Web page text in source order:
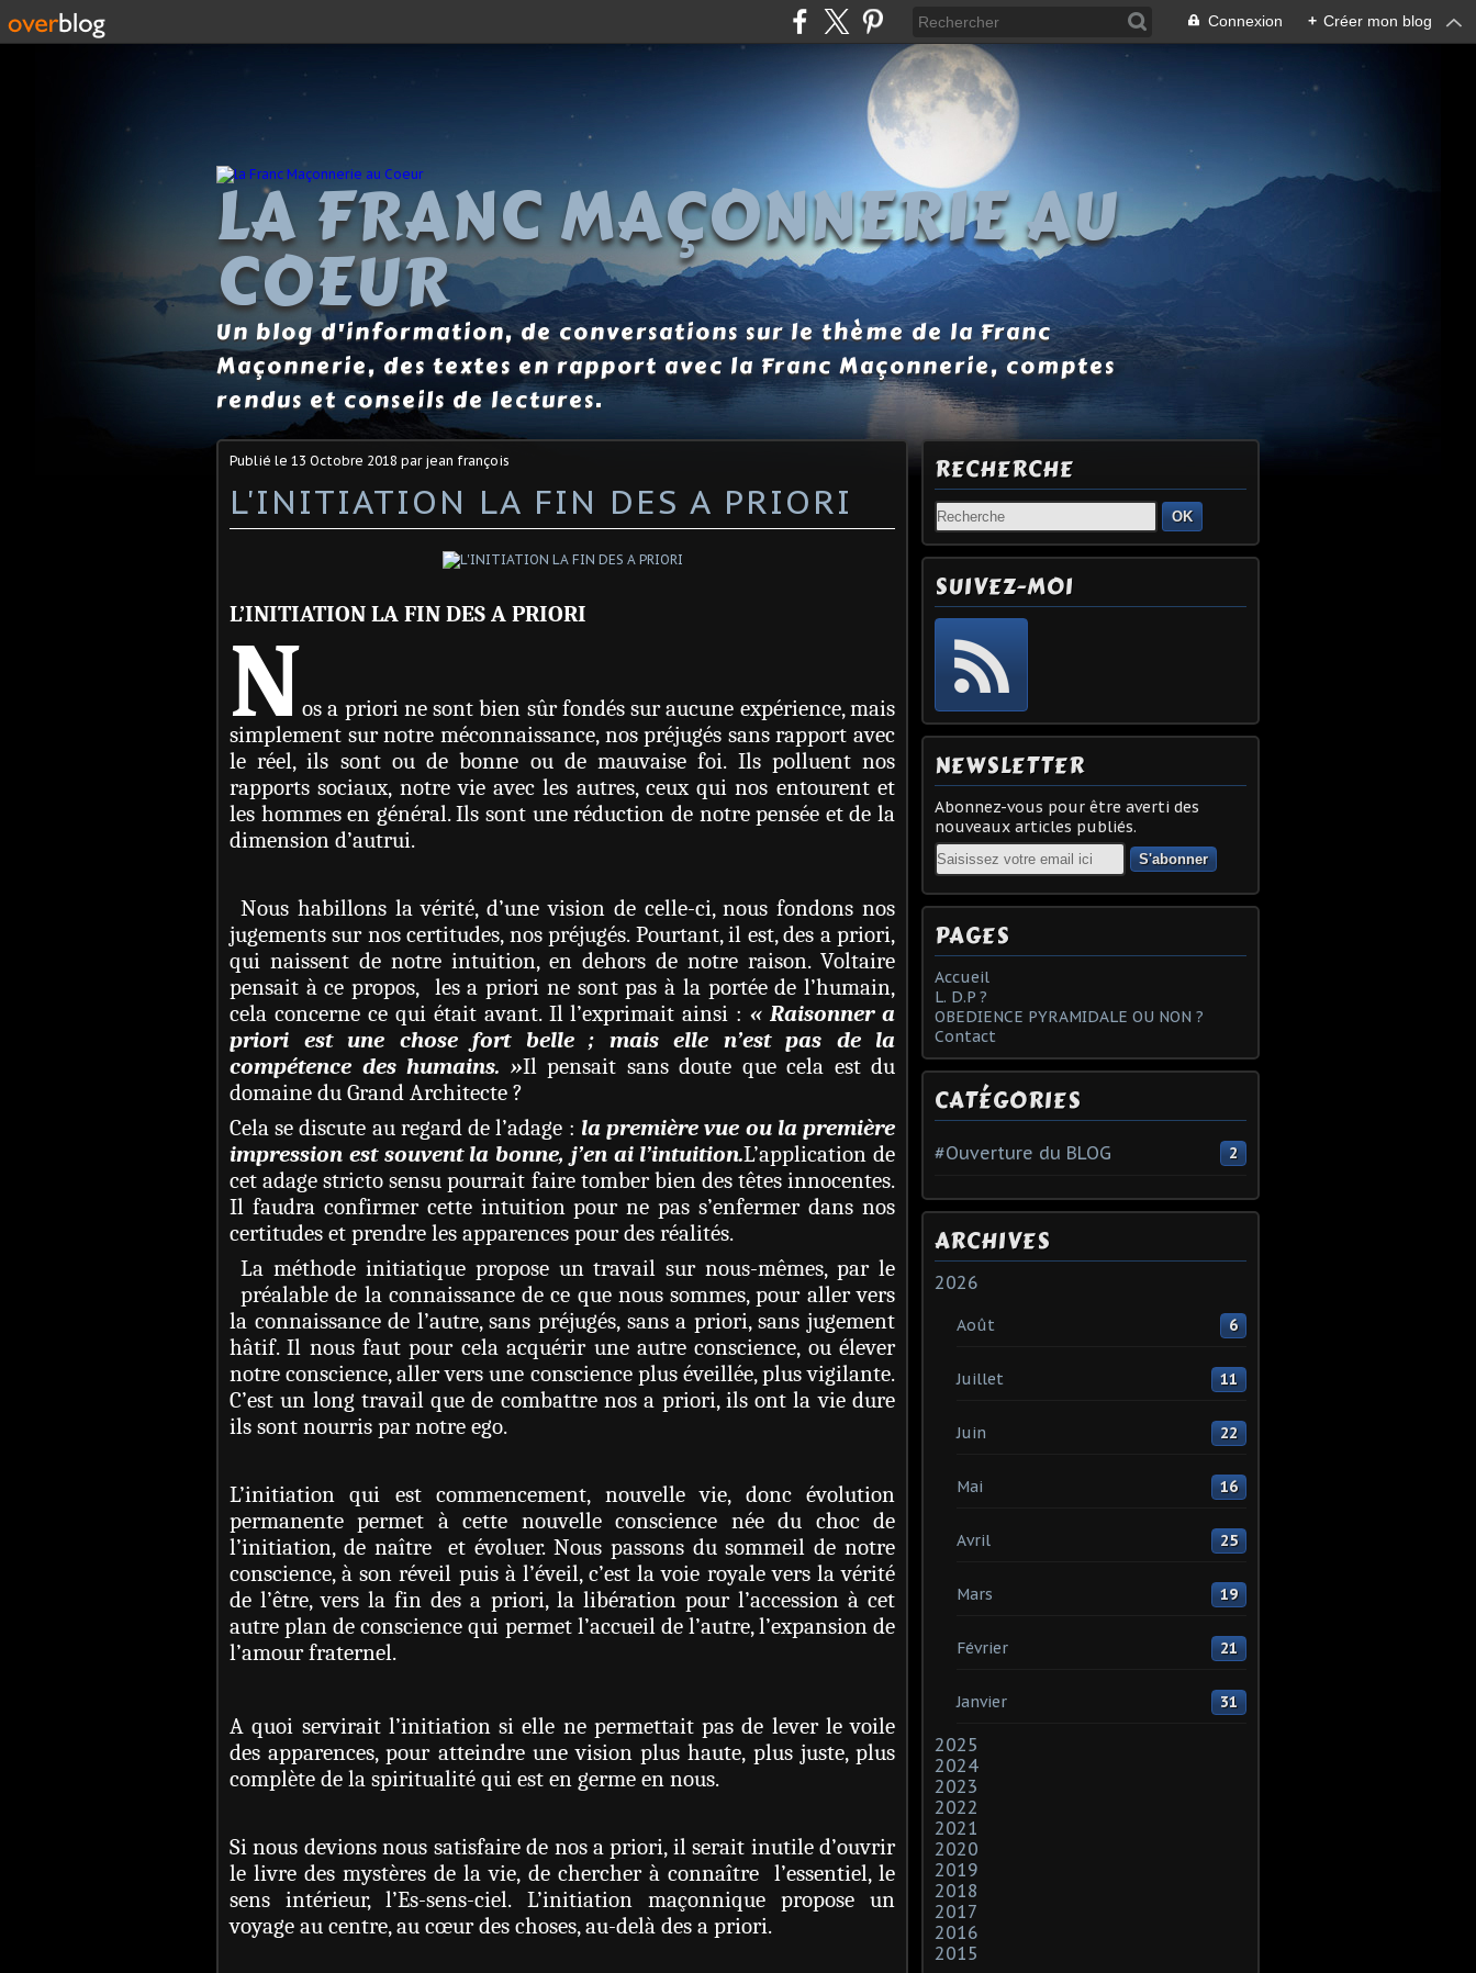
Connexion + Créer mon blog
LA FRANC MAÇONNERIE AU
COEUR
Un blog d'information, de conversations sur le thème de la Franc
Maçonnerie, des textes en rapport avec la Franc Maçonnerie, comptes
rendus et conseils de lectures.
Publié le 13 Octobre 2018 par jean françois
L'INITIATION LA FIN DES A PRIORI
L’INITIATION LA FIN DES A PRIORI
Nos a priori ne sont bien sûr fondés sur aucune expérience, mais
simplement sur notre méconnaissance, nos préjugés sans rapport avec
le réel, ils sont ou de bonne ou de mauvaise foi. Ils polluent nos
rapports sociaux, notre vie avec les autres, ceux qui nos entourent et
les hommes en général. Ils sont une réduction de notre pensée et de la
dimension d’autrui.
Nous habillons la vérité, d’une vision de celle-ci, nous fondons nos
jugements sur nos certitudes, nos préjugés. Pourtant, il est, des a priori,
qui naissent de notre intuition, en dehors de notre raison. Voltaire
pensait à ce propos, les a priori ne sont pas à la portée de l’humain,
cela concerne ce qui était avant. Il l’exprimait ainsi : « Raisonner a
priori est une chose fort belle ; mais elle n’est pas de la
compétence des humains. »Il pensait sans doute que cela est du
domaine du Grand Architecte ?
Cela se discute au regard de l’adage : la première vue ou la première
impression est souvent la bonne, j’en ai l’intuition.L’application de
cet adage stricto sensu pourrait faire tomber bien des têtes innocentes.
Il faudra confirmer cette intuition pour ne pas s’enfermer dans nos
certitudes et prendre les apparences pour des réalités.
La méthode initiatique propose un travail sur nous-mêmes, par le
préalable de la connaissance de ce que nous sommes, pour aller vers
la connaissance de l’autre, sans préjugés, sans a priori, sans jugement
hâtif. Il nous faut pour cela acquérir une autre conscience, ou élever
notre conscience, aller vers une conscience plus éveillée, plus vigilante.
C’est un long travail que de combattre nos a priori, ils ont la vie dure
ils sont nourris par notre ego.
L’initiation qui est commencement, nouvelle vie, donc évolution
permanente permet à cette nouvelle conscience née du choc de
l’initiation, de naître et évoluer. Nous passons du sommeil de notre
conscience, à son réveil puis à l’éveil, c’est la voie royale vers la vérité
de l’être, vers la fin des a priori, la libération pour l’accession à cet
autre plan de conscience qui permet l’accueil de l’autre, l’expansion de
l’amour fraternel.
A quoi servirait l’initiation si elle ne permettait pas de lever le voile
des apparences, pour atteindre une vision plus haute, plus juste, plus
complète de la spiritualité qui est en germe en nous.
Si nous devions nous satisfaire de nos a priori, il serait inutile d’ouvrir
le livre des mystères de la vie, de chercher à connaître l’essentiel, le
sens intérieur, l’Es-sens-ciel. L’initiation maçonnique propose un
voyage au centre, au cœur des choses, au-delà des a priori.
RECHERCHE
OK
SUIVEZ-MOI
NEWSLETTER
Abonnez-vous pour être averti des
nouveaux articles publiés.
Email
PAGES
Accueil
L. D.P ?
OBEDIENCE PYRAMIDALE OU NON ?
Contact
CATÉGORIES
#Ouverture du BLOG 2
ARCHIVES
2026
Août 6
Juillet 11
Juin 22
Mai 16
Avril 25
Mars 19
Février 21
Janvier 31
2025
2024
2023
2022
2021
2020
2019
2018
2017
2016
2015